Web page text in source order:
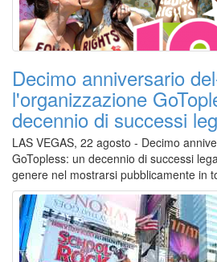
Dec­imo anniversario
l'organizzazione
decennio di successi
LAS VEGAS, 22 agosto - Dec­imo
GoTopless: un decennio di successi
genere nel mostrarsi pubb­licamente in